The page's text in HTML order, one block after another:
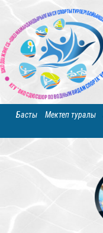
Басты Мектеп туралы